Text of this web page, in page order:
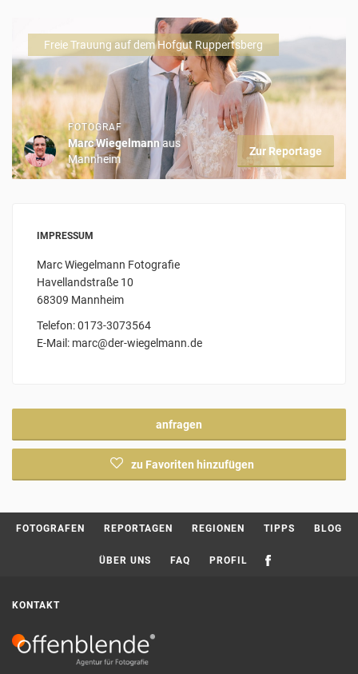
Freie Trauung auf dem Hofgut Ruppertsberg
Zur Reportage
FOTOGRAF
Marc Wiegelmannaus
Mannheim
IMPRESSUM
Marc Wiegelmann Fotografie
Havellandstraße 10
68309 Mannheim
Telefon: 0173-3073564
E-Mail: marc@der-wiegelmann.de
anfragen
zu Favoriten hinzufügen
FOTOGRAFEN REPORTAGEN REGIONEN TIPPS BLOG
ÜBER UNS FAQ PROFIL
KONTAKT